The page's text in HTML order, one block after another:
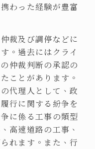
わった経験が豊富
裁及び調停などに
。過去にはクライ
仲裁判断の承認の
ことがあります。
代理人として、政
行に関する紛争を
に係る工事の類型
高速道路の工事、
れます。また、行